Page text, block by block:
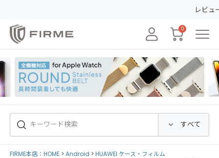
レビューの投稿で
0
FIRME本店：HOME Android
HUAWEI ケース・フィルム